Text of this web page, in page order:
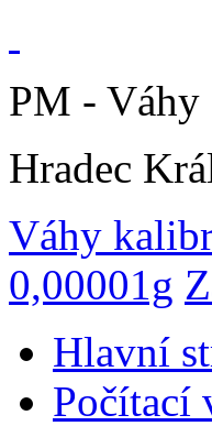
PM - Váhy
Hradec
Váhy
0,00001g
Hlavní
Počítací